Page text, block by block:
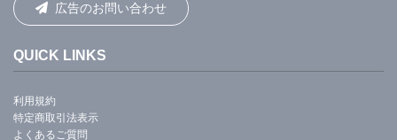
広告のお問い合わせ
QUICK LINKS
利用規約
特定商取引法表示
よくあるご質問